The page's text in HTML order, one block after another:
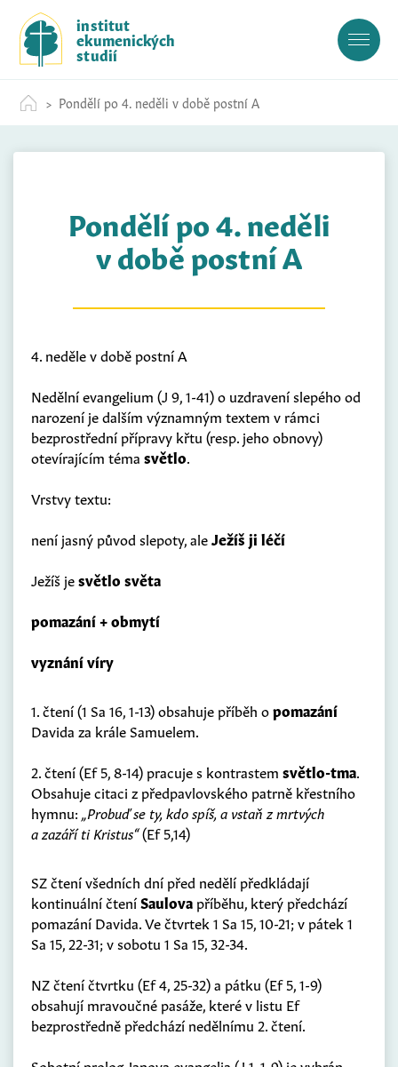
c
institut
ekumenických
studií
Pondělí po 4. neděli v době postní A
Pondělí po 4. neděli
v době postní A
4. neděle v době postní A
Nedělní evangelium (J 9, 1-41) o uzdravení slepého od
narození je dalším významným textem v rámci
bezprostřední přípravy křtu (resp. jeho obnovy)
otevírajícím téma světlo.
Vrstvy textu:
není jasný původ slepoty, aleJežíš ji léčí
Ježíš jesvětlo světa
pomazání + obmytí
vyznání víry
1. čtení (1 Sa 16, 1-13) obsahuje příběh opomazání
Davida za krále Samuelem.
2. čtení (Ef 5, 8-14) pracuje s kontrastem světlo-tma.
Obsahuje citaci z předpavlovského patrně křestního
hymnu: „Probuď se ty, kdo spíš, a vstaň z mrtvých
a zazáří ti Kristus“(Ef 5,14)
SZ čtení všedních dní před nedělí předkládají
kontinuální čteníSaulova příběhu, který předchází
pomazání Davida. Ve čtvrtek 1 Sa 15, 10-21; v pátek 1
Sa 15, 22-31; v sobotu 1 Sa 15, 32-34.
NZ čtení čtvrtku (Ef 4, 25-32) a pátku (Ef 5, 1-9)
obsahují mravoučné pasáže, které v listu Ef
bezprostředně předchází nedělnímu 2. čtení.